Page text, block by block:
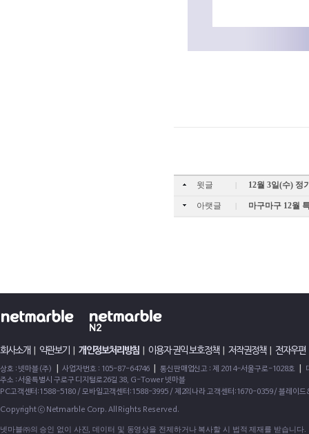
윗글 | 12월 3일(수) 정
아랫글 | 마구마구 12월
회사소개 약관보기 개인정보처리방침 이용자 권익 보호정책| 저작권정책| 전자우편
상호 : 넷마블(주) 사업자번호 : 105-87-64746 통신판매업신고 : 제 2014-서울구로-1028호
주소 : 서울특별시 구로구 디지털로26길 38, G-Tower 넷마블
PC고객센터:1588-5180 / 모바일고객센터:1588-3995 / 제2의나라 고객센터:1670-0359 / 블레이
Copyright ⓒ Netmarble Corp. All Rights Reserved.
넷마블㈜의 승인 없이 사진, 데이터 및 동영상을 전제하거나 복사할 시 법적 제재를 받습니다.